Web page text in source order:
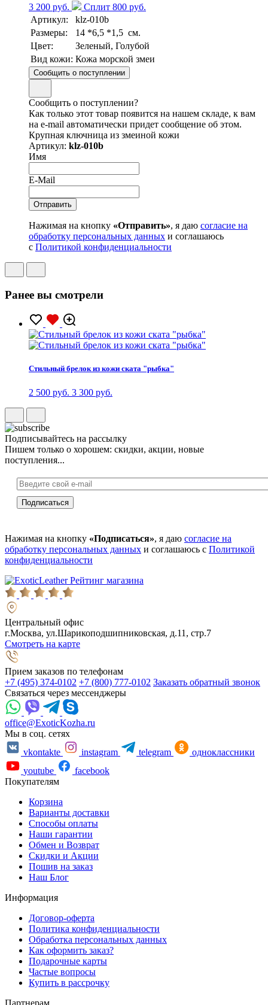
3 200 руб.
Сплит 800 руб.
Артикул:
klz-010b
Размеры:
14 *6,5 *1,5 см.
Цвет:
Зеленый, Голубой
Вид кожи: Кожа морской змеи
Сообщить о поступлении
Сообщить о поступлении?
Как только этот товар появится на нашем складе, к вам
на e-mail автоматически придет сообщение об этом.
Крупная ключница из змеиной кожи
Артикул: klz-010b
Имя
E-Mail
Нажимая на кнопку «Отправить», я даю согласие на
обработку персональных данных и соглашаюсь
с Политикой конфиденциальности
Ранее вы смотрели
Стильный брелок из кожи ската "рыбка"
2 500 руб. 3 300 руб.
Подписывайтесь на рассылку
Пишем только о хорошем: скидки, акции, новые
поступления...
Нажимая на кнопку «Подписаться», я даю согласие на
обработку персональных данных и соглашаюсь с Политикой
конфиденциальности
Рейтинг магазина
Центральный офис
г.Москва, ул.Шарикоподшипниковская, д.11, стр.7
Смотреть на карте
Прием заказов по телефонам
+7 (495) 374-0102 +7 (800) 777-0102 Заказать обратный звонок
Связаться через мессенджеры
office@ExoticKozha.ru
Мы в соц. сетях
vkontakte
instagram telegram
одноклассники
youtube
facebook
Покупателям
Корзина
Варианты доставки
Способы оплаты
Наши гарантии
Обмен и Возврат
Скидки и Акции
Пошив на заказ
Наш Блог
Информация
Договор-оферта
Политика конфиденциальности
Обработка персональных данных
Как оформить заказ?
Подарочные карты
Частые вопросы
Купить в рассрочку
Партнерам